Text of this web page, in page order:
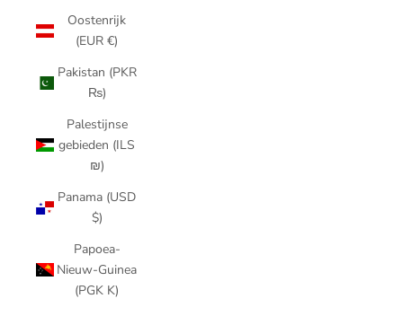
Oostenrijk
(EUR €)
Pakistan (PKR
₨)
Palestijnse
gebieden (ILS
₪)
Panama (USD
$)
Papoea-
Nieuw-Guinea
(PGK K)